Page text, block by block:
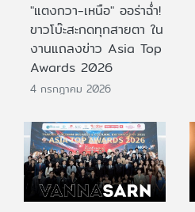
"แตงกวา-เหนือ" ออร่าฉ่ำ!
ขาวโบ๊ะสะกดทุกสายตา ใน
งานแถลงข่าว Asia Top
Awards 2026
4 กรกฎาคม 2026